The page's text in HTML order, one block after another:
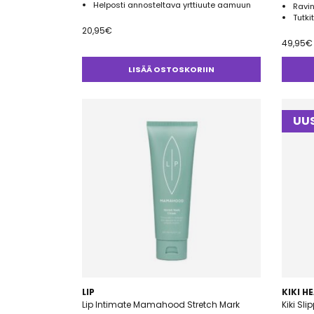
Helposti annosteltava yrttiuute aamuun
20,95€
LISÄÄ OSTOSKORIIN
49,95€
LIP
Lip Intimate Mamahood Stretch Mark
KIKI
Kiki